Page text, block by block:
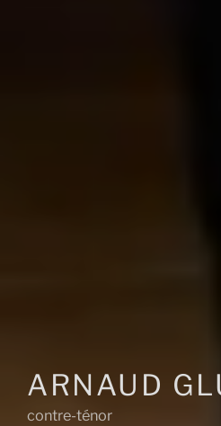
ARNAUD
contre-ténor